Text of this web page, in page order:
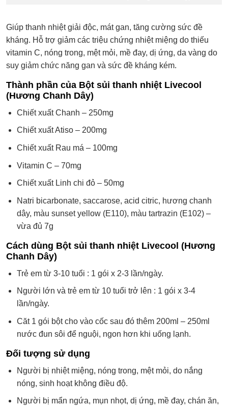
Giúp thanh nhiệt giải độc, mát gan, tăng cường sức đề
kháng. Hỗ trợ giảm các triệu chứng nhiệt miệng do thiếu
vitamin C, nóng trong, mệt mỏi, mề đay, dị ứng, da vàng do
suy giảm chức năng gan và sức đề kháng kém.
Thành phần của Bột sủi thanh nhiệt Livecool
(Hương Chanh Dây)
Chiết xuất Chanh – 250mg
Chiết xuất Atiso – 200mg
Chiết xuất Rau má – 100mg
Vitamin C – 70mg
Chiết xuất Linh chi đỏ – 50mg
Natri bicarbonate, saccarose, acid citric, hương chanh
dây, màu sunset yellow (E110), màu tartrazin (E102) –
vừa đủ 7g
Cách dùng Bột sủi thanh nhiệt Livecool (Hương
Chanh Dây)
Trẻ em từ 3-10 tuổi : 1 gói x 2-3 lần/ngày.
Người lớn và trẻ em từ 10 tuổi trở lên : 1 gói x 3-4
lần/ngày.
Căt 1 gói bột cho vào cốc sau đó thêm 200ml – 250ml
nước đun sôi để nguội, ngon hơn khi uống lạnh.
Đối tượng sử dụng
Người bị nhiệt miệng, nóng trong, mệt mỏi, do nắng
nóng, sinh hoạt không điều độ.
Người bị mẩn ngứa, mụn nhọt, dị ứng, mề đay, chán ăn,